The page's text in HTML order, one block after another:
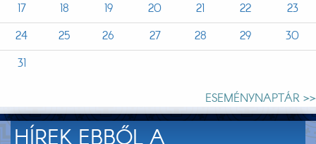
17
18 19 20 21 22
23
24
25 26 27 28 29
30
31
ESEMÉNYNAPTÁR >>